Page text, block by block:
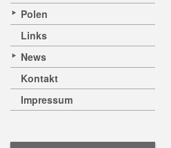
Polen
Links
News
Kontakt
Impressum